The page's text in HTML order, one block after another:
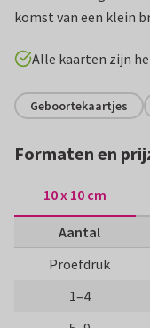
komst van een klein
Alle kaarten zijn
Geboortekaartjes
Formaten en
10 x 10 cm
Aantal
Proefdruk
1–4